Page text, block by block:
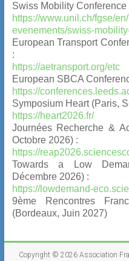
Swiss Mobility
https://www.unil.ch/fgse/
evenements/swiss-
European Transport
:
https://aetransport.org/etc
European SBCA
https://
Symposium Heart (Paris,
https://heart2026.fr/
Journées Recherche &
Octobre 2026) :
https://
Towards a Low
Décembre 2026) :
https://lowdemand-
9ème Rencontres
(Bordeaux, Juin 2027)
Copyright © 2026Association